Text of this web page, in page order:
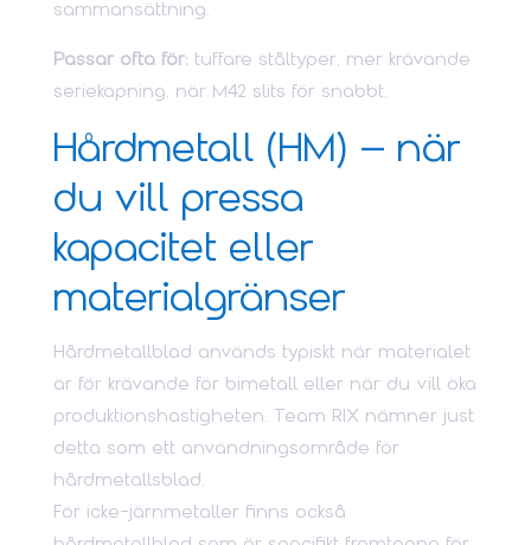
sammansättning.
Passar ofta för: tuffare ståltyper, mer krävande
seriekapning, när M42 slits för snabbt.
Hårdmetall (HM) – när
du vill pressa
kapacitet eller
materialgränser
Hårdmetallblad används typiskt när materialet
är för krävande för bimetall eller när du vill öka
produktionshastigheten. Team RIX nämner just
detta som ett användningsområde för
hårdmetallsblad.
För icke-järnmetaller finns också